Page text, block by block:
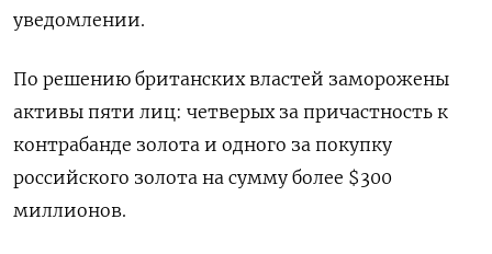
уведомлении.
По решению британских властей заморожены
активы пяти лиц: четверых за причастность к
контрабанде золота и одного за покупку
российского золота на сумму более $300
миллионов.